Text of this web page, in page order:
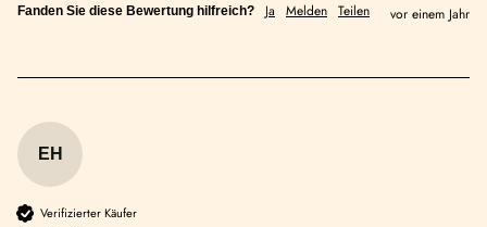
Fanden Sie diese Bewertung hilfreich? Ja Melden Teilen vor einem Jahr
EH
Verifizierter Käufer